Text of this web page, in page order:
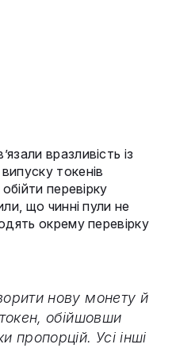
вразливість із
токенів
перевірку
що чинні пули не
окрему перевірку
нову монету й
обійшовши
пропорцій. Усі інші